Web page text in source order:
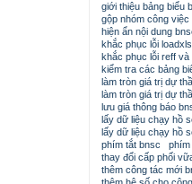
giới thiệu bảng biểu
gộp nhóm công việc
hiện ẩn nội dung
khắc phục lỗi
khắc phục lỗi reff và
kiểm tra các bảng
làm tròn giá trị dự
làm tròn giá trị dự
lưu giá thông báo
lấy dữ liệu chạy hồ
lấy dữ liệu chạy hồ
phím tắt bnsc
phím
thay đổi cấp phối
thêm công tác mới